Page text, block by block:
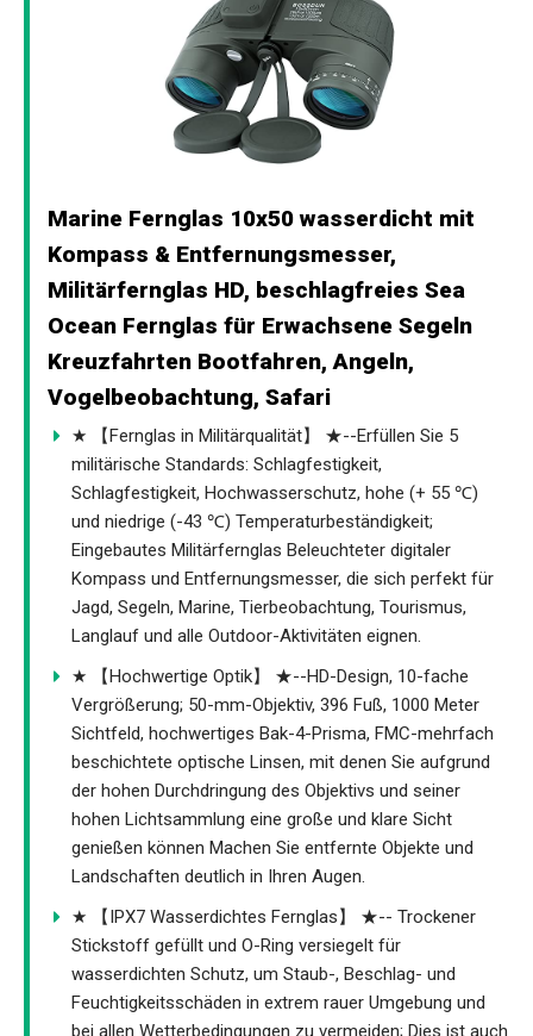
Marine Fernglas 10x50 wasserdicht mit
Kompass & Entfernungsmesser,
Militärfernglas HD, beschlagfreies Sea
Ocean Fernglas für Erwachsene Segeln
Kreuzfahrten Bootfahren, Angeln,
Vogelbeobachtung, Safari
★ 【Fernglas in Militärqualität】 ★--Erfüllen Sie 5
militärische Standards: Schlagfestigkeit,
Schlagfestigkeit, Hochwasserschutz, hohe (+ 55 ℃)
und niedrige (-43 ℃) Temperaturbeständigkeit;
Eingebautes Militärfernglas Beleuchteter digitaler
Kompass und Entfernungsmesser, die sich perfekt für
Jagd, Segeln, Marine, Tierbeobachtung, Tourismus,
Langlauf und alle Outdoor-Aktivitäten eignen.
★ 【Hochwertige Optik】 ★--HD-Design, 10-fache
Vergrößerung; 50-mm-Objektiv, 396 Fuß, 1000 Meter
Sichtfeld, hochwertiges Bak-4-Prisma, FMC-mehrfach
beschichtete optische Linsen, mit denen Sie aufgrund
der hohen Durchdringung des Objektivs und seiner
hohen Lichtsammlung eine große und klare Sicht
genießen können Machen Sie entfernte Objekte und
Landschaften deutlich in Ihren Augen.
★ 【IPX7 Wasserdichtes Fernglas】 ★-- Trockener
Stickstoff gefüllt und O-Ring versiegelt für
wasserdichten Schutz, um Staub-, Beschlag- und
Feuchtigkeitsschäden in extrem rauer Umgebung und
bei allen Wetterbedingungen zu vermeiden; Dies ist auch